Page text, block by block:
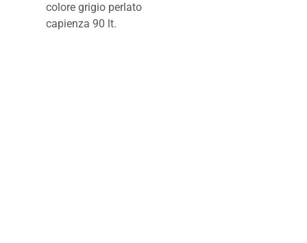
colore grigio perlato
capienza 90 lt.